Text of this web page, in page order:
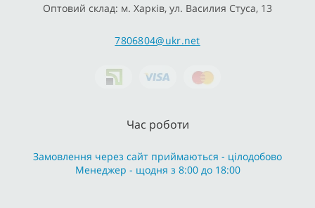
Оптовий склад: м. Харків, ул. Василия Стуса, 13
7806804@ukr.net
Час роботи
Замовлення через сайт приймаються - цілодобово
Менеджер - щодня з 8:00 до 18:00